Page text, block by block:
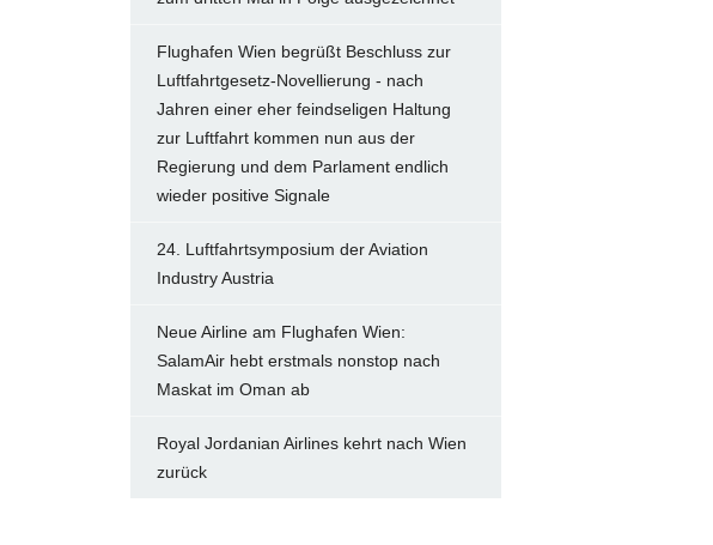
Flughafen Wien begrüßt Beschluss zur
Luftfahrtgesetz-Novellierung - nach
Jahren einer eher feindseligen Haltung
zur Luftfahrt kommen nun aus der
Regierung und dem Parlament endlich
wieder positive Signale
24. Luftfahrtsymposium der Aviation
Industry Austria
Neue Airline am Flughafen Wien:
SalamAir hebt erstmals nonstop nach
Maskat im Oman ab
Royal Jordanian Airlines kehrt nach Wien
zurück